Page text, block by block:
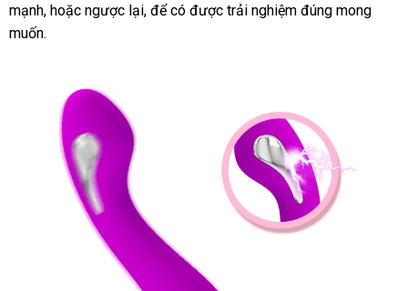
xuất
mạnhhướng
dẫn
, thống
hoặc ngược lạiđịa
, miễn
để có giá
được trải nghiệm đúng kho
mong
muốn.